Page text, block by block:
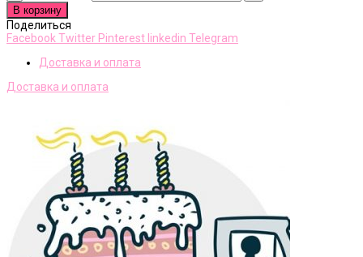
В корзину
Поделиться
Facebook Twitter Pinterest linkedin Telegram
Доставка и оплата
Доставка и оплата